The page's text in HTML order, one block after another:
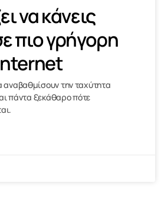
να κάνεις
πιο γρήγορη
αναβαθμίσουν την ταχύτητα
πάντα ξεκάθαρο πότε